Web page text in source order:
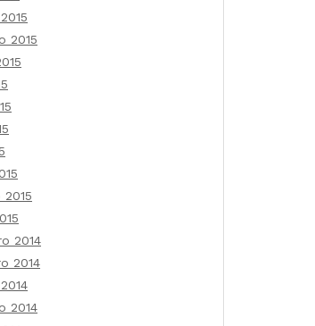
2015
2014
2014
2014